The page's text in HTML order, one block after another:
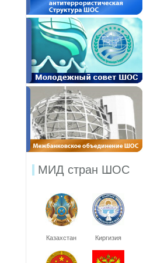
МИД стран ШОС
Казахстан Киргизия